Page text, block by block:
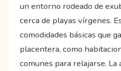
un entorno rodeado de
cerca de playas vírgenes.
comodidades básicas que
placentera, como
comunes para relajarse. La